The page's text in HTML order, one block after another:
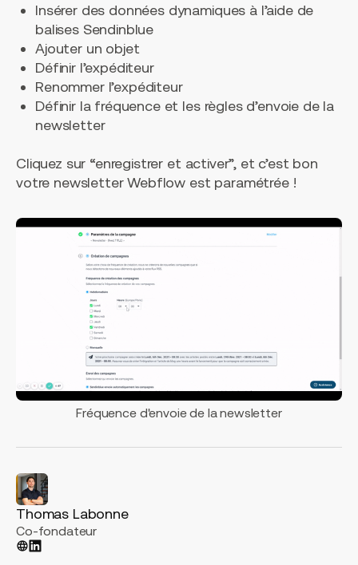
Insérer des données dynamiques à l’aide de
balises Sendinblue
Ajouter un objet
Définir l’expéditeur
Renommer l’expéditeur
Définir la fréquence et les règles d’envoie de la
newsletter
Cliquez sur “enregistrer et activer”, et c’est bon
votre newsletter Webflow est paramétrée !
Fréquence d'envoie de la newsletter
Thomas Labonne
Co-fondateur